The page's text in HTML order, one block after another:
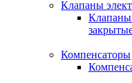
Клапаны
Клапаны
Компенсаторы